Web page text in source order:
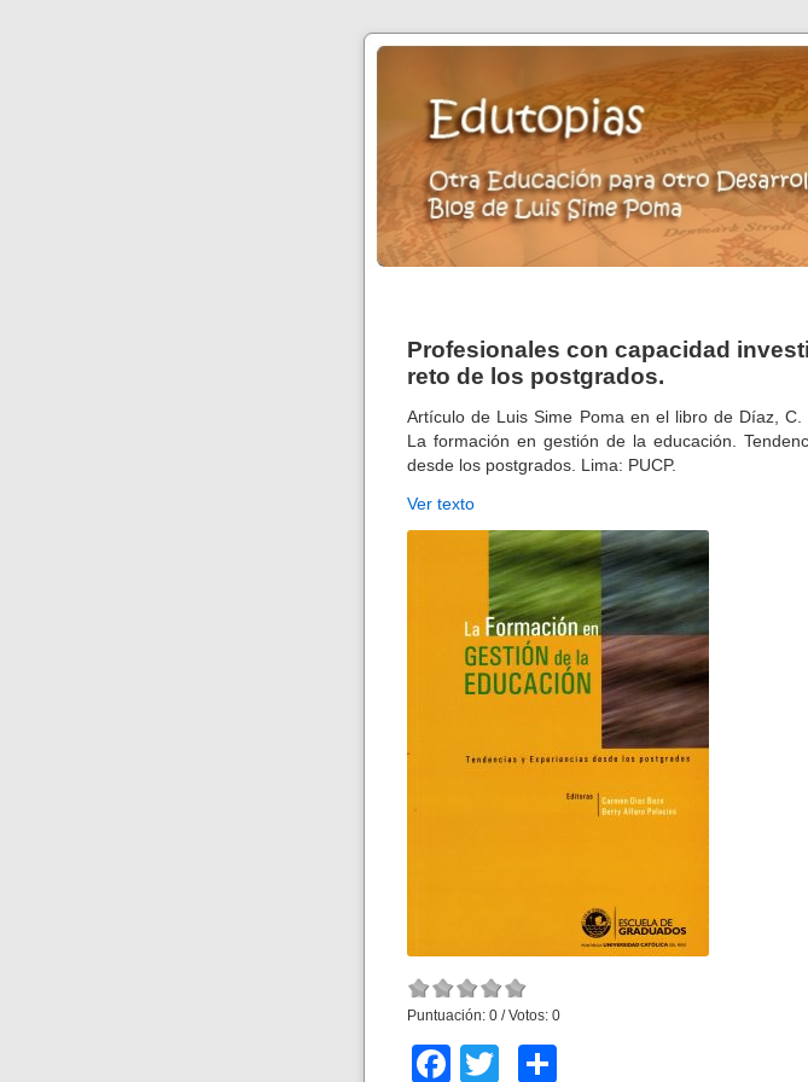
Profesionales con capacidad
reto de los postgrados.
Artículo de Luis Sime Poma en el libro de Díaz, C.
La formación en gestión de la educación.
desde los postgrados. Lima: PUCP.
Ver texto
Puntuación: 0 / Votos: 0
F
T